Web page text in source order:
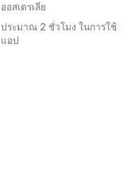
ออสเตรเลีย
ประมาณ 2 ชั่วโมง ในการใช้
แอป